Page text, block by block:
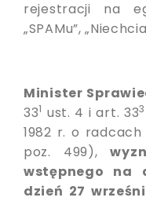
rejestracji na
„SPAMu”,
Minister
331 ust. 4 i art. 333
1982 r. o
poz. 499),
wstępnego na
dzień 27